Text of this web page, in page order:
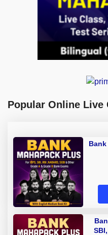
Popular Online Live